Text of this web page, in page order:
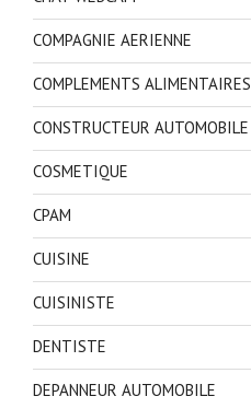
COMPAGNIE AERIENNE
COMPLEMENTS ALIMENTAIRES
CONSTRUCTEUR AUTOMOBILE
COSMETIQUE
CPAM
CUISINE
CUISINISTE
DENTISTE
DEPANNEUR AUTOMOBILE